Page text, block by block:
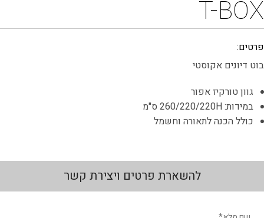
T-BOX
פרטים:
בוט דיונים אקוסטי
גוון טורקיז אפור
במידות: 260/220/220H ס"מ
כולל הכנה לתאורה וחשמל
להשארת פרטים ויצירת קשר